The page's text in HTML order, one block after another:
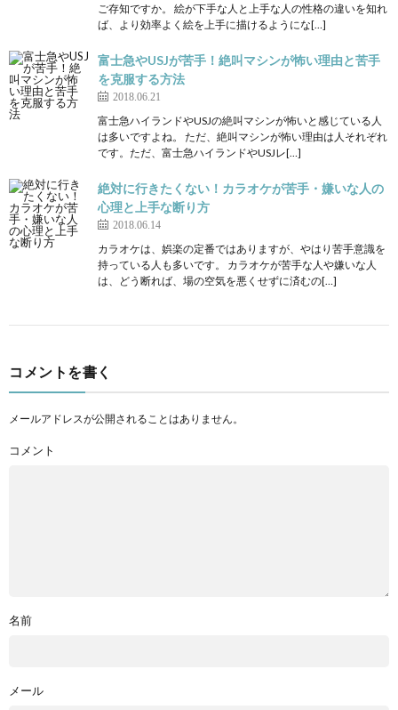
ご存知ですか。 絵が下手な人と上手な人の性格の違いを知れ
ば、より効率よく絵を上手に描けるようにな[…]
富士急やUSJが苦手！絶叫マシンが怖い理由と苦手
を克服する方法
2018.06.21
富士急ハイランドやUSJの絶叫マシンが怖いと感じている人
は多いですよね。 ただ、絶叫マシンが怖い理由は人それぞれ
です。ただ、富士急ハイランドやUSJレ[…]
絶対に行きたくない！カラオケが苦手・嫌いな人の
心理と上手な断り方
2018.06.14
カラオケは、娯楽の定番ではありますが、やはり苦手意識を
持っている人も多いです。 カラオケが苦手な人や嫌いな人
は、どう断れば、場の空気を悪くせずに済むの[…]
コメントを書く
メールアドレスが公開されることはありません。
コメント
名前
メール